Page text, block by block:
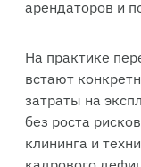
арендаторов и
На практике
встают
затраты на
без роста
клининга и